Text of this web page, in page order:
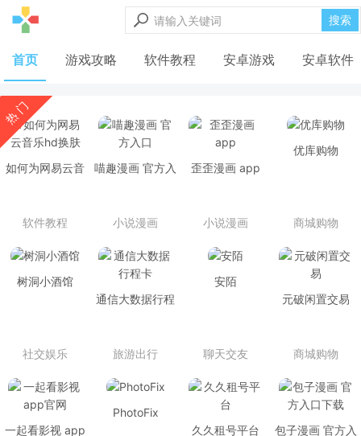
搜索
首页 游戏攻略 软件教程 安卓游戏 安卓软件
热 门
如何为网易云音
软件教程
喵趣漫画 官方入
小说漫画
歪歪漫画 app
小说漫画
优库购物
商城购物
树洞小酒馆
社交娱乐
通信大数据行程
旅游出行
安陌
聊天交友
元破闲置交易
商城购物
一起看影视 app
PhotoFix
久久租号平台
包子漫画 官方入